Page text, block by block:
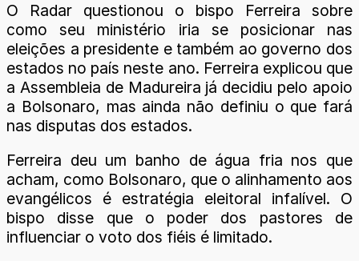
O Radar questionou o bispo Ferreira sobre
como seu ministério iria se posicionar nas
eleições a presidente e também ao governo dos
estados no país neste ano. Ferreira explicou que
a Assembleia de Madureira já decidiu pelo apoio
a Bolsonaro, mas ainda não definiu o que fará
nas disputas dos estados.
Ferreira deu um banho de água fria nos que
acham, como Bolsonaro, que o alinhamento aos
evangélicos é estratégia eleitoral infalível. O
bispo disse que o poder dos pastores de
influenciar o voto dos fiéis é limitado.